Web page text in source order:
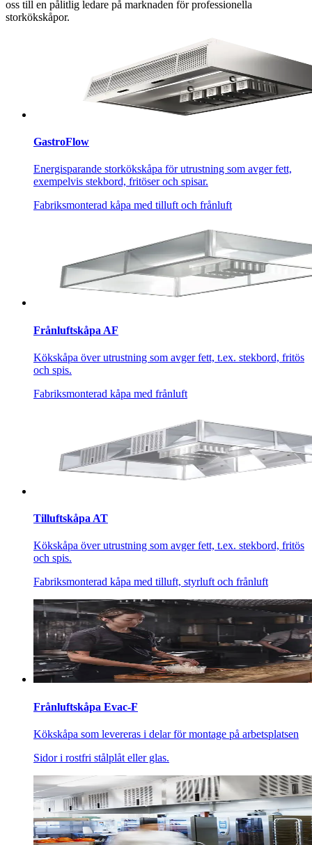
oss till en pålitlig ledare på marknaden för professionella
storkökskåpor.
GastroFlow
Energisparande storkökskåpa för utrustning som avger fett,
exempelvis stekbord, fritöser och spisar.
Fabriksmonterad kåpa med tilluft och frånluft
Frånluftskåpa AF
Kökskåpa över utrustning som avger fett, t.ex. stekbord, fritös
och spis.
Fabriksmonterad kåpa med frånluft
Tilluftskåpa AT
Kökskåpa över utrustning som avger fett, t.ex. stekbord, fritös
och spis.
Fabriksmonterad kåpa med tilluft, styrluft och frånluft
Frånluftskåpa Evac-F
Kökskåpa som levereras i delar för montage på arbetsplatsen
Sidor i rostfri stålplåt eller glas.